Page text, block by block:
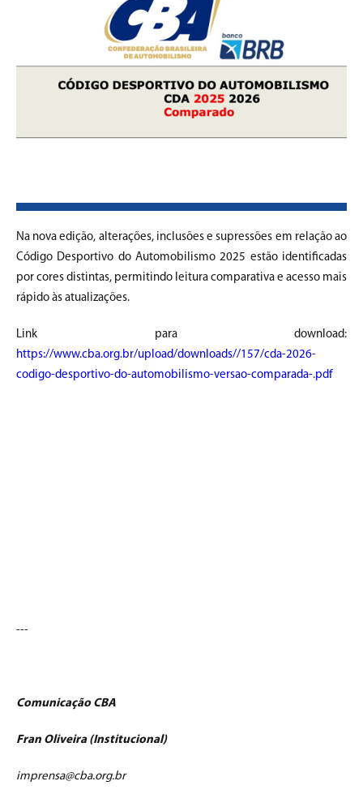
Na nova edição, alterações, inclusões e supressões em relação ao
Código Desportivo do Automobilismo 2025 estão identificadas
por cores distintas, permitindo leitura comparativa e acesso mais
rápido às atualizações.
Link para download:
https://www.cba.org.br/upload/downloads//157/cda-2026-
codigo-desportivo-do-automobilismo-versao-comparada-.pdf
---
Comunicação CBA
Fran Oliveira (Institucional)
imprensa@cba.org.br